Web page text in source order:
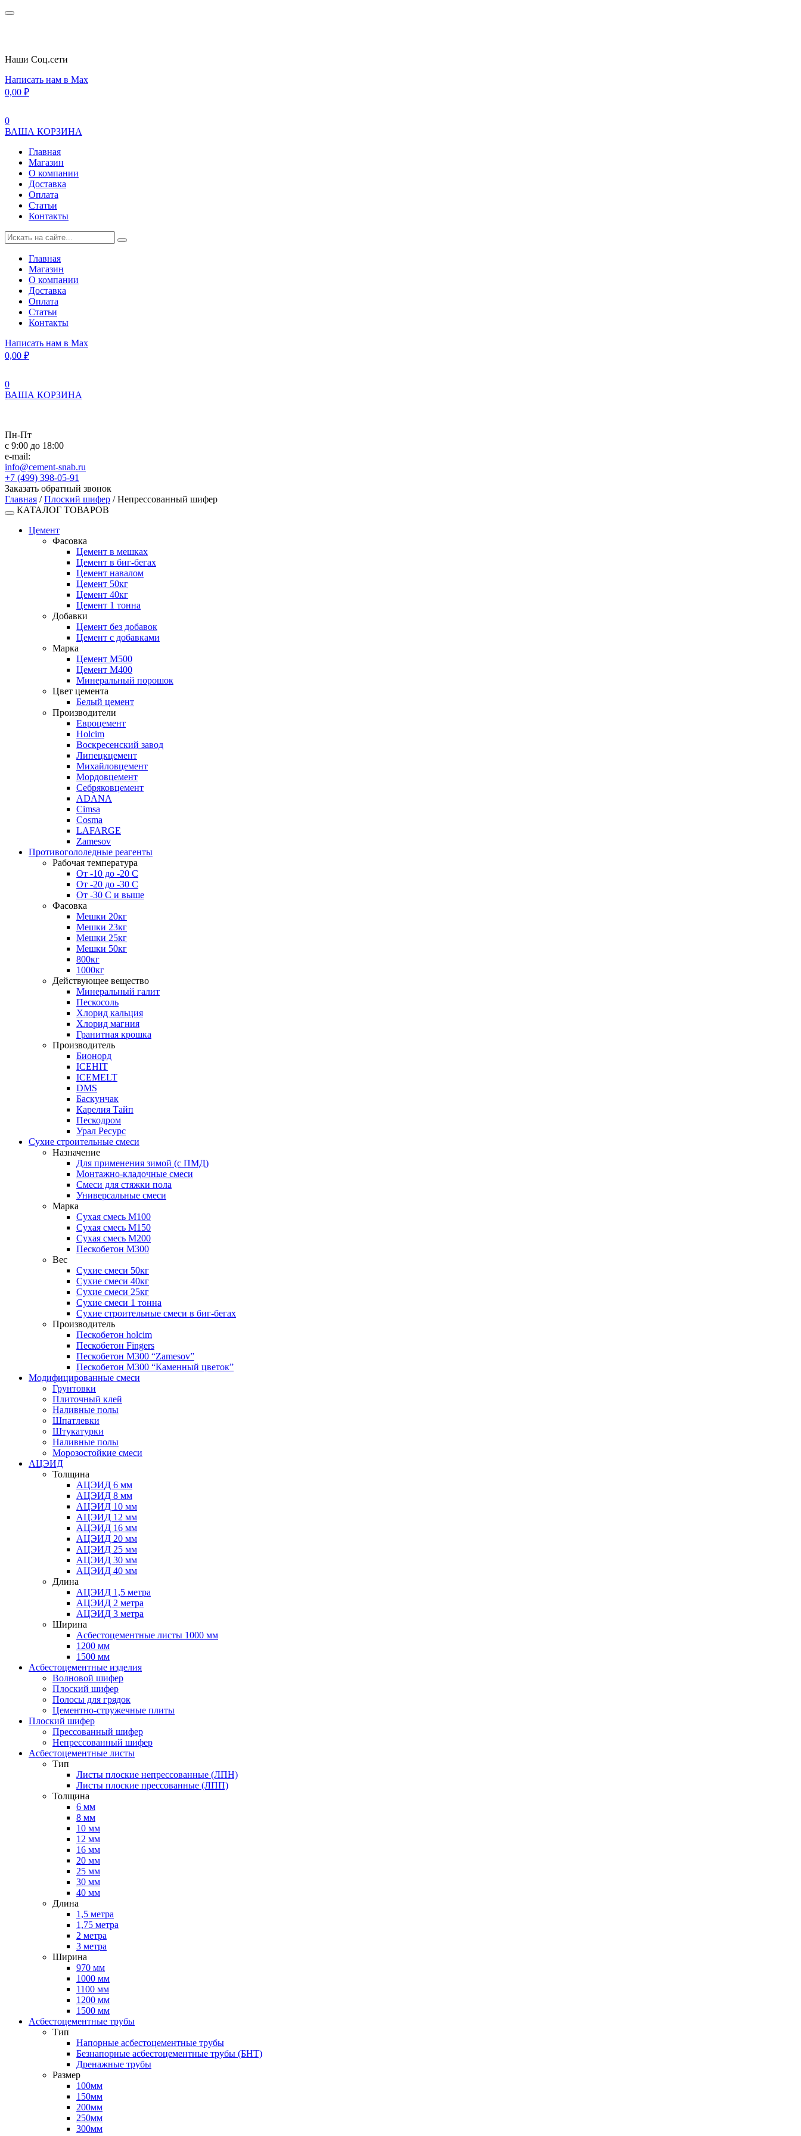
Наши Cоц.сети
Написать нам в Max
0,00 ₽
0
ВАША КОРЗИНА
Главная
Магазин
О компании
Доставка
Оплата
Статьи
Контакты
Главная
Магазин
О компании
Доставка
Оплата
Статьи
Контакты
Написать нам в Max
0,00 ₽
0
ВАША КОРЗИНА
Пн-Пт
с 9:00 до 18:00
e-mail:
info@cement-snab.ru
+7 (499) 398-05-91
Заказать обратный звонок
Главная /Плоский шифер / Непрессованный шифер
КАТАЛОГ ТОВАРОВ
Цемент
Фасовка
Цемент в мешках
Цемент в биг-бегах
Цемент навалом
Цемент 50кг
Цемент 40кг
Цемент 1 тонна
Добавки
Цемент без добавок
Цемент с добавками
Марка
Цемент М500
Цемент М400
Минеральный порошок
Цвет цемента
Белый цемент
Производители
Евроцемент
Holcim
Воскресенский завод
Липецкцемент
Михайловцемент
Мордовцемент
Себряковцемент
ADANA
Cimsa
Cosma
LAFARGE
Zamesov
Противогололедные реагенты
Рабочая температура
От -10 до -20 С
От -20 до -30 С
От -30 С и выше
Фасовка
Мешки 20кг
Мешки 23кг
Мешки 25кг
Мешки 50кг
800кг
1000кг
Действующее вещество
Минеральный галит
Пескосоль
Хлорид кальция
Хлорид магния
Гранитная крошка
Производитель
Бионорд
ICEHIT
ICEMELT
DMS
Баскунчак
Карелия Тайп
Пескодром
Урал Ресурс
Сухие строительные смеси
Назначение
Для применения зимой (с ПМД)
Монтажно-кладочные смеси
Смеси для стяжки пола
Универсальные смеси
Марка
Сухая смесь М100
Сухая смесь М150
Сухая смесь М200
Пескобетон М300
Вес
Сухие смеси 50кг
Сухие смеси 40кг
Сухие смеси 25кг
Сухие смеси 1 тонна
Сухие строительные смеси в биг-бегах
Производитель
Пескобетон holcim
Пескобетон Fingers
Пескобетон М300 “Zamesov”
Пескобетон М300 “Каменный цветок”
Модифицированные смеси
Грунтовки
Плиточный клей
Наливные полы
Шпатлевки
Штукатурки
Наливные полы
Морозостойкие смеси
АЦЭИД
Толщина
АЦЭИД 6 мм
АЦЭИД 8 мм
АЦЭИД 10 мм
АЦЭИД 12 мм
АЦЭИД 16 мм
АЦЭИД 20 мм
АЦЭИД 25 мм
АЦЭИД 30 мм
АЦЭИД 40 мм
Длина
АЦЭИД 1,5 метра
АЦЭИД 2 метра
АЦЭИД 3 метра
Ширина
Асбестоцементные листы 1000 мм
1200 мм
1500 мм
Асбестоцементные изделия
Волновой шифер
Плоский шифер
Полосы для грядок
Цементно-стружечные плиты
Плоский шифер
Прессованный шифер
Непрессованный шифер
Асбестоцементные листы
Тип
Листы плоские непрессованные (ЛПН)
Листы плоские прессованные (ЛПП)
Толщина
6 мм
8 мм
10 мм
12 мм
16 мм
20 мм
25 мм
30 мм
40 мм
Длина
1,5 метра
1,75 метра
2 метра
3 метра
Ширина
970 мм
1000 мм
1100 мм
1200 мм
1500 мм
Асбестоцементные трубы
Тип
Напорные асбестоцементные трубы
Безнапорные асбестоцементные трубы (БНТ)
Дренажные трубы
Размер
100мм
150мм
200мм
250мм
300мм